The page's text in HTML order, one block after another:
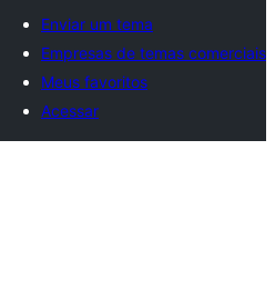
Enviar um tema
Empresas de temas comerciais
Meus favoritos
Acessar